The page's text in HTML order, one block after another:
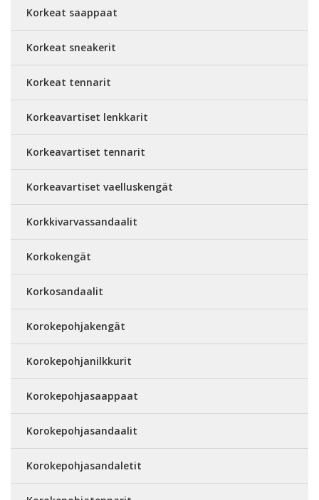
Korkeat saappaat
Korkeat sneakerit
Korkeat tennarit
Korkeavartiset lenkkarit
Korkeavartiset tennarit
Korkeavartiset vaelluskengät
Korkkivarvassandaalit
Korkokengät
Korkosandaalit
Korokepohjakengät
Korokepohjanilkkurit
Korokepohjasaappaat
Korokepohjasandaalit
Korokepohjasandaletit